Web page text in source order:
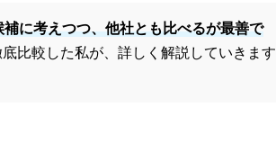
に考えつつ、他社とも比べるが最善で
比較した私が、詳しく解説していきます